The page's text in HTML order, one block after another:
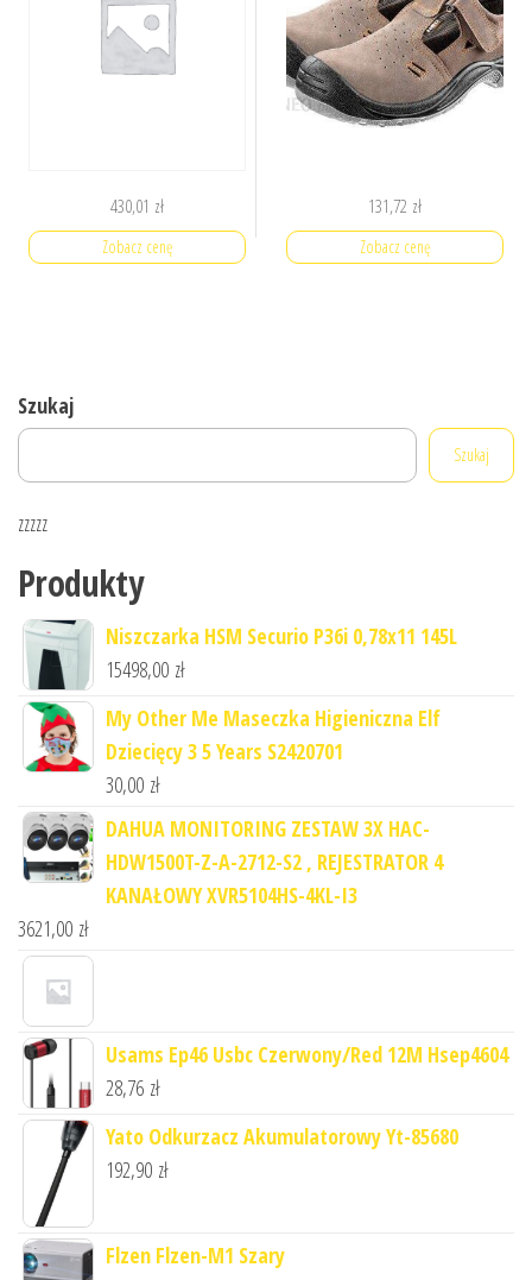
430,01 zł
Zobacz cenę
131,72 zł
Zobacz cenę
Szukaj
Szukaj
zzzzz
Produkty
Niszczarka HSM Securio P36i 0,78x11 145L
15498,00 zł
My Other Me Maseczka Higieniczna Elf
Dziecięcy 3 5 Years S2420701
30,00 zł
DAHUA MONITORING ZESTAW 3X HAC-
HDW1500T-Z-A-2712-S2 , REJESTRATOR 4
KANAŁOWY XVR5104HS-4KL-I3
3621,00 zł
Usams Ep46 Usbc Czerwony/Red 12M Hsep4604
28,76 zł
Yato Odkurzacz Akumulatorowy Yt-85680
192,90 zł
Flzen Flzen-M1 Szary